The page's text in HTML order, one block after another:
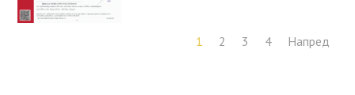
1 2 3 4 Напред